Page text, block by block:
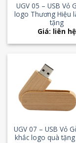
UGV 05 – USB Vỏ
logo Thương Hiệu
tặng
Giá: liên hệ
UGV 07 – USB Vỏ
khắc logo quà